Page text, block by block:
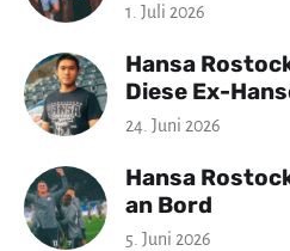
1. Juli 2026
Hansa
Diese Ex-
24. Juni 2026
Hansa
an Bord
5. Juni 2026